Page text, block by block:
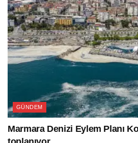
GÜNDEM
Marmara Denizi Eylem Planı